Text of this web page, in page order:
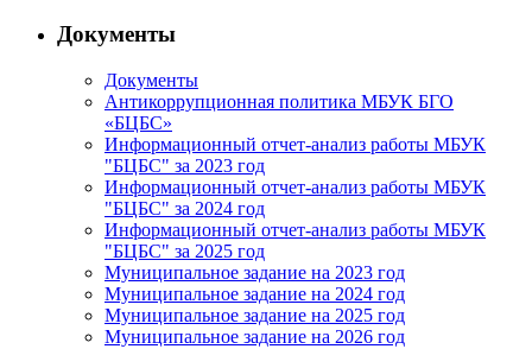
Документы
Документы
Антикоррупционная политика МБУК БГО
«БЦБС»
Информационный отчет-анализ работы МБУК
"БЦБС" за 2023 год
Информационный отчет-анализ работы МБУК
"БЦБС" за 2024 год
Информационный отчет-анализ работы МБУК
"БЦБС" за 2025 год
Муниципальное задание на 2023 год
Муниципальное задание на 2024 год
Муниципальное задание на 2025 год
Муниципальное задание на 2026 год